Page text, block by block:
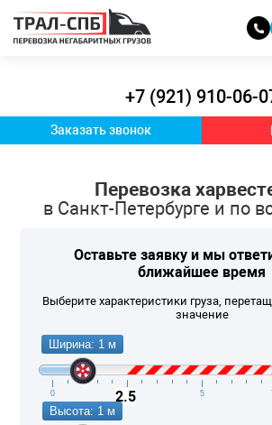
+7 (921) 910-06-
Заказать звонок
Перевозка
в Санкт-Петербурге и по
Оставьте заявку и мы
ближайшее время
Выберите характеристики груза,
значение
Ширина: 1 м
0 2.5 5
2.5
Высота: 1 м